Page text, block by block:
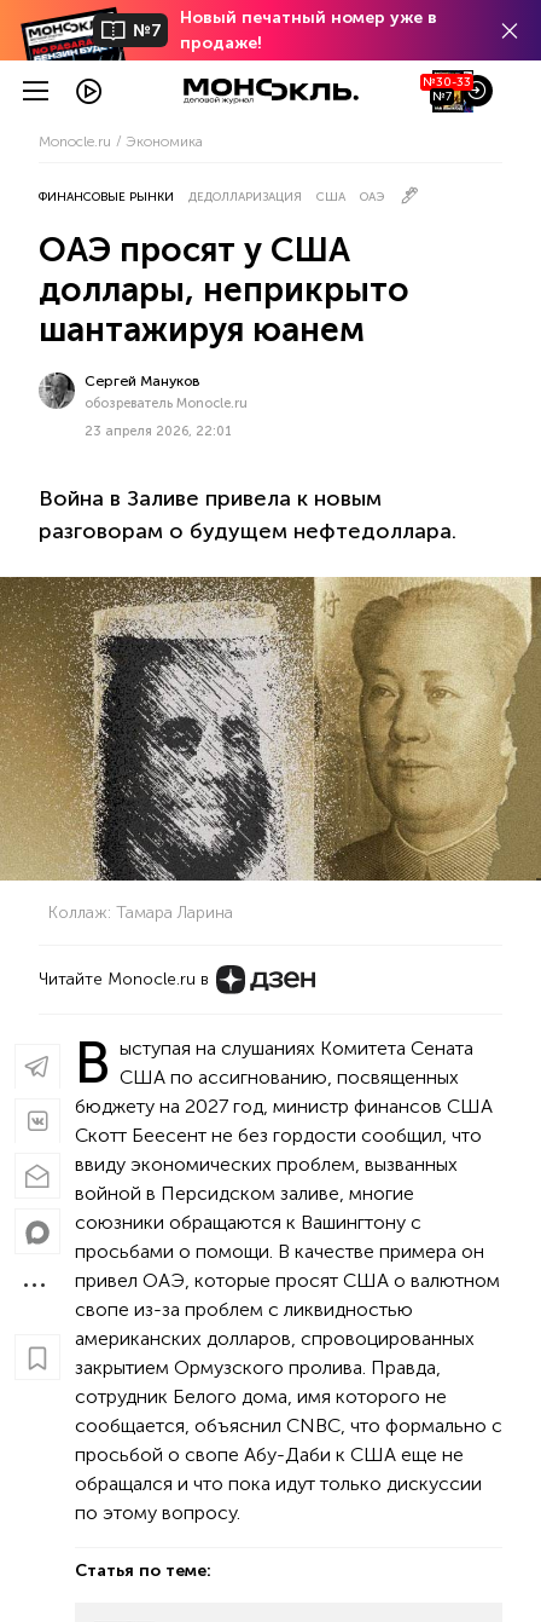
№7
Новый печатный номер уже в
продаже!
№30-33
№7
Monocle.ru Экономика
ФИНАНСОВЫЕ РЫНКИ ДЕДОЛЛАРИЗАЦИЯ США ОАЭ
ОАЭ просят у США
доллары, неприкрыто
шантажируя юанем
Сергей Мануков
обозреватель Monocle.ru
23 апреля 2026, 22:01
Война в Заливе привела к новым
разговорам о будущем нефтедоллара.
Коллаж: Тамара Ларина
Читайте Monocle.ru в
В ыступая на слушаниях Комитета Сената
США по ассигнованию, посвященных
бюджету на 2027 год, министр финансов США
Скотт Беесент не без гордости сообщил, что
ввиду экономических проблем, вызванных
войной в Персидском заливе, многие
союзники обращаются к Вашингтону с
просьбами о помощи. В качестве примера он
привел ОАЭ, которые просят США о валютном
свопе из-за проблем с ликвидностью
американских долларов, спровоцированных
закрытием Ормузского пролива. Правда,
сотрудник Белого дома, имя которого не
сообщается, объяснил CNBC, что формально с
просьбой о свопе Абу-Даби к США еще не
обращался и что пока идут только дискуссии
по этому вопросу.
Статья по теме: